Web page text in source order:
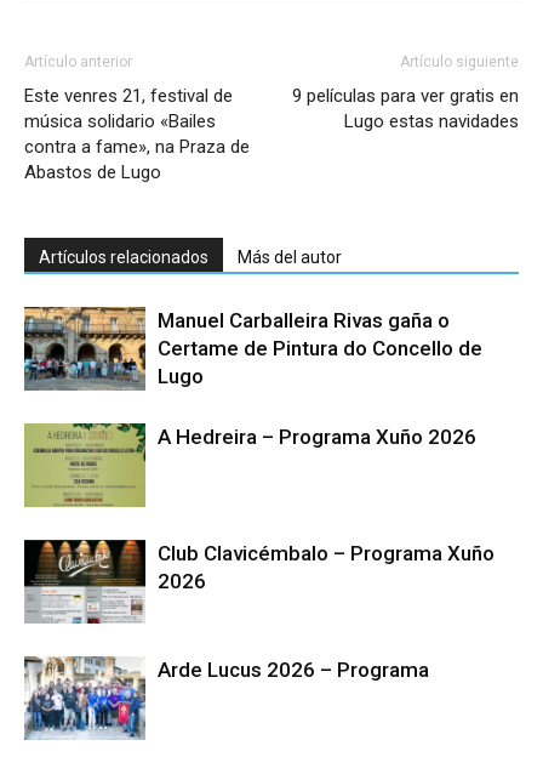
Artículo anterior
Este venres 21, festival de
música solidario «Bailes
contra a fame», na Praza de
Abastos de Lugo
Artículo siguiente
9 películas para ver gratis en
Lugo estas navidades
Artículos relacionados Más del autor
Manuel Carballeira Rivas gaña o
Certame de Pintura do Concello de
Lugo
A Hedreira – Programa Xuño 2026
Club Clavicémbalo – Programa Xuño
2026
Arde Lucus 2026 – Programa